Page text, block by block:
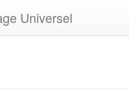
Universel